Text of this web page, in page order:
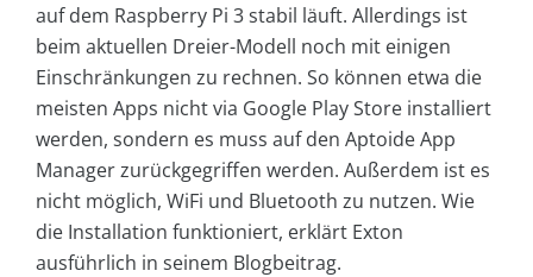
auf dem Raspberry Pi 3 stabil läuft. Allerdings ist
beim aktuellen Dreier-Modell noch mit einigen
Einschränkungen zu rechnen. So können etwa die
meisten Apps nicht via Google Play Store installiert
werden, sondern es muss auf den Aptoide App
Manager zurückgegriffen werden. Außerdem ist es
nicht möglich, WiFi und Bluetooth zu nutzen. Wie
die Installation funktioniert, erklärt Exton
ausführlich in seinem Blogbeitrag.